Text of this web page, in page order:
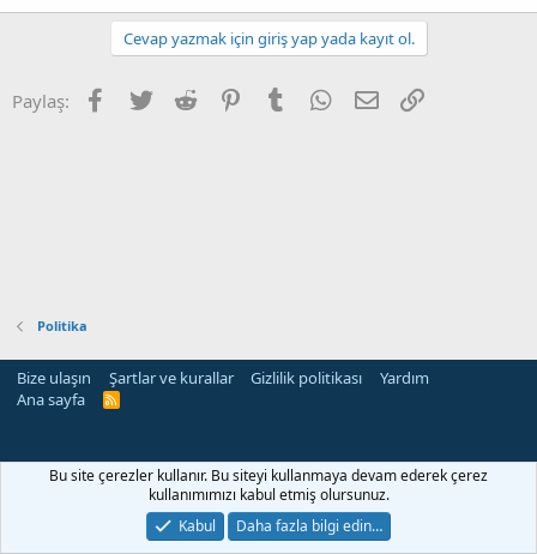
Cevap yazmak için giriş yap yada kayıt ol.
Paylaş: Facebook
Twitter Reddit PinterestTumblr WhatsApp
E-posta
Politika
Bize ulaşın Şartlar ve kurallar Gizlilik politikası
Yardım
Ana sayfa
R
Bu site çerezler kullanır. Bu siteyi kullanmaya devam ederek çerez
kullanımımızı kabul etmiş olursunuz.
Kabul
Daha fazla bilgi edin…